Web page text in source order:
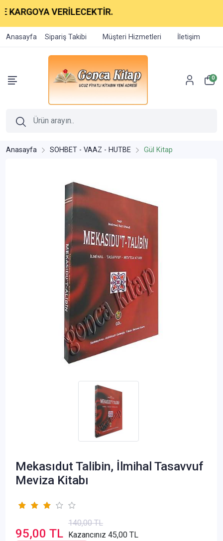
VERİLECEKTİR.
Anasayfa Sipariş Takibi Müşteri Hizmetleri İletişim
0
Anasayfa SOHBET - VAAZ - HUTBE Gül Kitap
Mekasıdut Talibin, İlmihal Tasavvuf
Meviza Kitabı
95,00 TL
140,00 TL
Kazancınız 45,00 TL